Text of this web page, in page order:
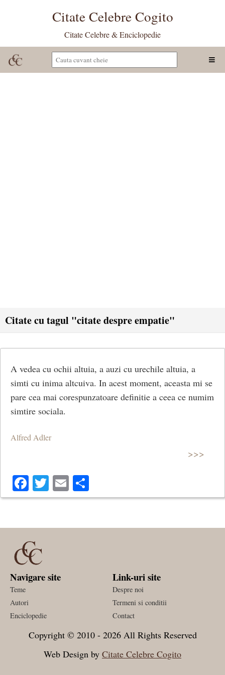
Citate Celebre Cogito
Citate Celebre & Enciclopedie
Citate cu tagul "citate despre empatie"
A vedea cu ochii altuia, a auzi cu urechile altuia, a
simti cu inima altcuiva. In acest moment, aceasta mi se
pare cea mai corespunzatoare definitie a ceea ce numim
simtire sociala.
Alfred Adler
>>>
Facebook
Twitter
Email
Navigare site
Teme
Autori
Enciclopedie
Link-uri site
Despre noi
Termeni si conditii
Contact
Copyright © 2010 - 2026 All Rights Reserved
Web Design by Citate Celebre Cogito